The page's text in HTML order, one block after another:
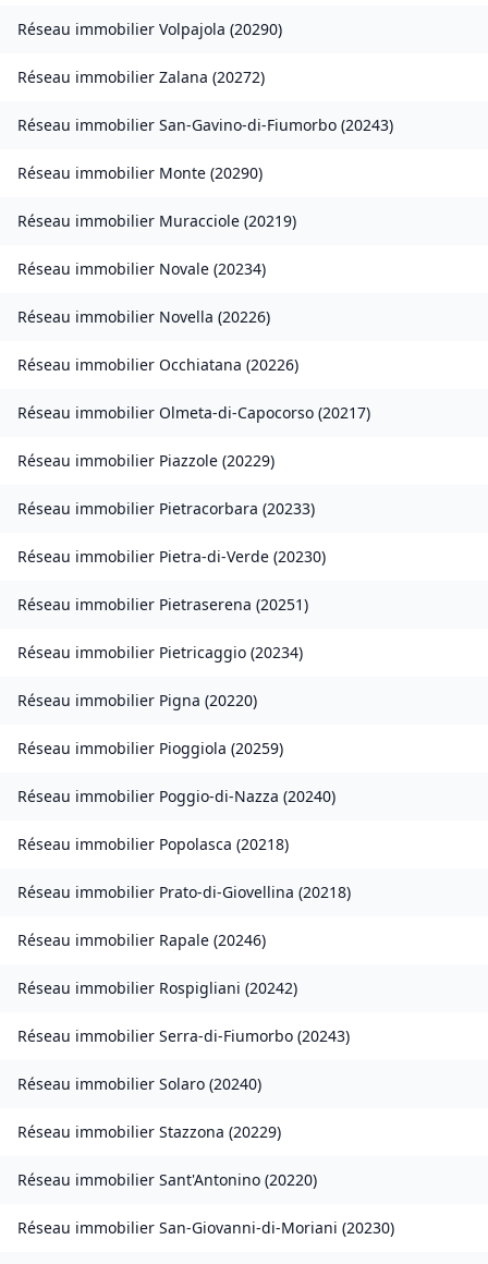
Réseau immobilier Volpajola (20290)
Réseau immobilier Zalana (20272)
Réseau immobilier San-Gavino-di-Fiumorbo (20243)
Réseau immobilier Monte (20290)
Réseau immobilier Muracciole (20219)
Réseau immobilier Novale (20234)
Réseau immobilier Novella (20226)
Réseau immobilier Occhiatana (20226)
Réseau immobilier Olmeta-di-Capocorso (20217)
Réseau immobilier Piazzole (20229)
Réseau immobilier Pietracorbara (20233)
Réseau immobilier Pietra-di-Verde (20230)
Réseau immobilier Pietraserena (20251)
Réseau immobilier Pietricaggio (20234)
Réseau immobilier Pigna (20220)
Réseau immobilier Pioggiola (20259)
Réseau immobilier Poggio-di-Nazza (20240)
Réseau immobilier Popolasca (20218)
Réseau immobilier Prato-di-Giovellina (20218)
Réseau immobilier Rapale (20246)
Réseau immobilier Rospigliani (20242)
Réseau immobilier Serra-di-Fiumorbo (20243)
Réseau immobilier Solaro (20240)
Réseau immobilier Stazzona (20229)
Réseau immobilier Sant'Antonino (20220)
Réseau immobilier San-Giovanni-di-Moriani (20230)